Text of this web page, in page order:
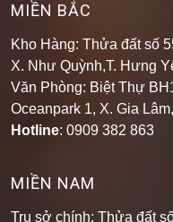
MIỀN BẮC
Kho Hàng: Thửa đất số
X. Như Quỳnh,T. Hưng
Văn Phòng: Biệt Thự
Oceanpark 1, X. Gia
Hotline: 0909 382 863
MIỀN NAM
Trụ sở chính: Thửa đất